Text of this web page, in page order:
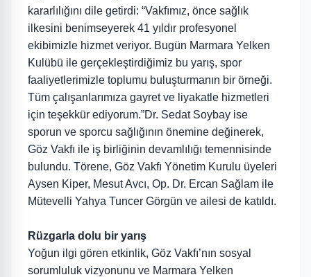
kararlılığını dile getirdi: “Vakfımız, önce sağlık
ilkesini benimseyerek 41 yıldır profesyonel
ekibimizle hizmet veriyor. Bugün Marmara Yelken
Kulübü ile gerçekleştirdiğimiz bu yarış, spor
faaliyetlerimizle toplumu buluşturmanın bir örneği.
Tüm çalışanlarımıza gayret ve liyakatle hizmetleri
için teşekkür ediyorum.”Dr. Sedat Soybay ise
sporun ve sporcu sağlığının önemine değinerek,
Göz Vakfı ile iş birliğinin devamlılığı temennisinde
bulundu. Törene, Göz Vakfı Yönetim Kurulu üyeleri
Aysen Kiper, Mesut Avcı, Op. Dr. Ercan Sağlam ile
Mütevelli Yahya Tuncer Görgün ve ailesi de katıldı.
Rüzgarla dolu bir yarış
Yoğun ilgi gören etkinlik, Göz Vakfı’nın sosyal
sorumluluk vizyonunu ve Marmara Yelken